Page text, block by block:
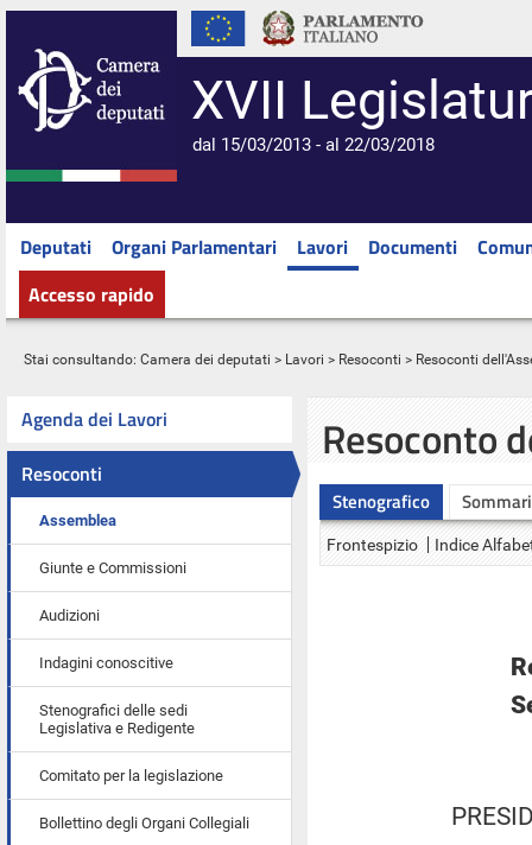
XVII
dal 15/03/2013 - al 22/03/2018
Deputati Organi Parlamentari Lavori Documenti
Accesso rapido
Stai consultando: Camera dei deputati > Lavori > Resoconti > Resoconti
Agenda dei Lavori
Resoconti
Assemblea
Giunte e Commissioni
Audizioni
Indagini conoscitive
Stenografici delle sedi
Legislativa e Redigente
Comitato per la legislazione
Bollettino degli Organi Collegiali
Resoconto
Stenografico
Frontespizio Indice